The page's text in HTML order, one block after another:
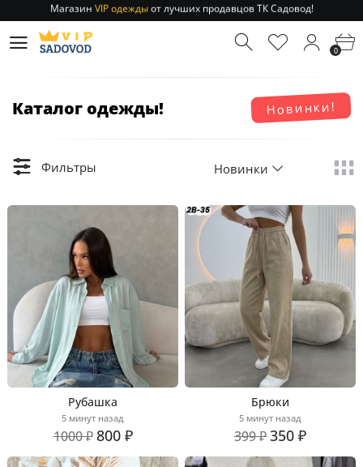
Отправление заказа 1-3 дняпо РФ и МСК!
Магазин
от лучших продавцов ТК Садовод!
Отправление заказа 1-3 дня
0
Новинки!
Каталог одежды!
Фильтры Новинки
Рубашка
5 минут назад
1000 ₽ 800 ₽
Брюки
5 минут назад
399 ₽350 ₽